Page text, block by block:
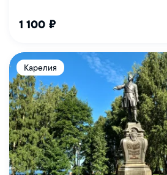
1 100 ₽
Карелия